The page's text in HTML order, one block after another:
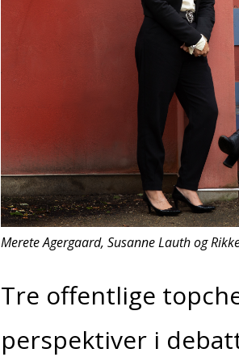
Merete Agergaard, Susanne Lauth og
Tre offentlige
perspektiver i